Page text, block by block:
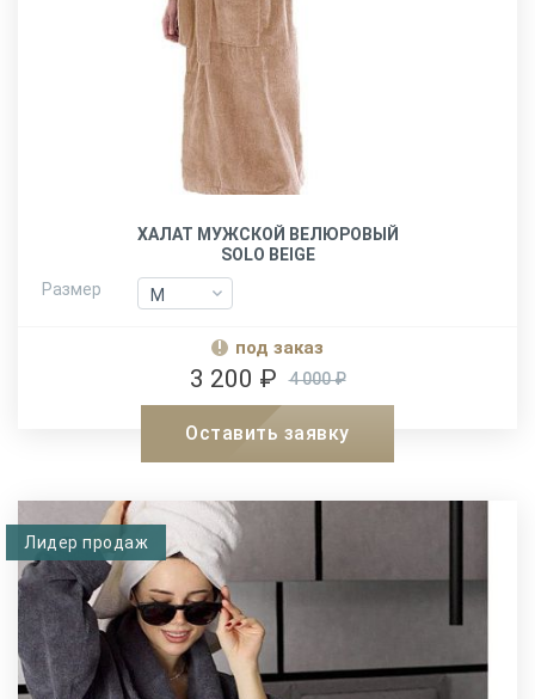
ХАЛАТ МУЖСКОЙ ВЕЛЮРОВЫЙ
SOLO BEIGE
Размер
M
M
под заказ
4 000 ₽
3 200 ₽
Оставить заявку
Лидер продаж